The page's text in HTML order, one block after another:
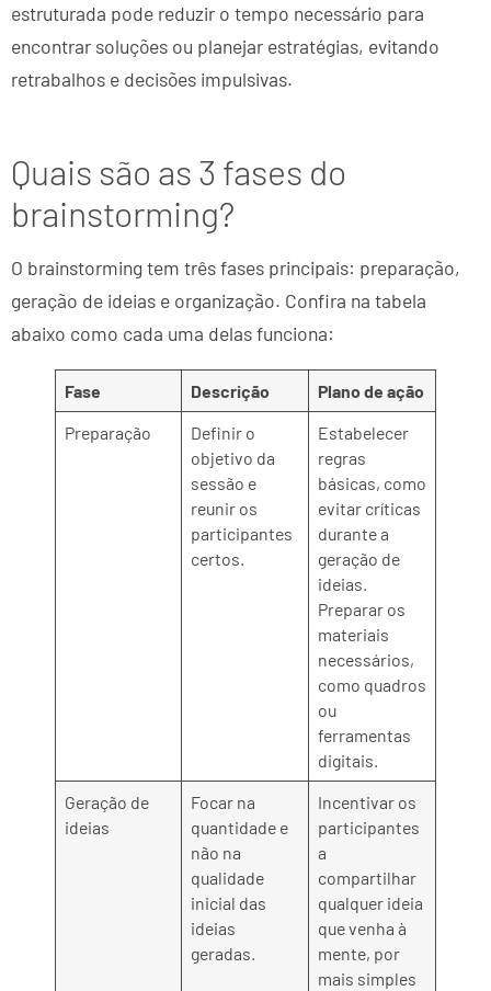
estruturada pode reduzir o tempo necessário para
encontrar soluções ou planejar estratégias, evitando
retrabalhos e decisões impulsivas.
Quais são as 3 fases do
brainstorming?
O brainstorming tem três fases principais: preparação,
geração de ideias e organização. Confira na tabela
abaixo como cada uma delas funciona:
Fase Descrição
Plano de ação
Preparação
Definir o
objetivo da
sessão e
reunir os
participantes
certos.
Estabelecer
regras
básicas, como
evitar críticas
durante a
geração de
ideias.
Preparar os
materiais
necessários,
como quadros
ou
ferramentas
digitais.
Geração de
ideias
Focar na
quantidade e
não na
qualidade
inicial das
ideias
geradas.
Incentivar os
participantes
a
compartilhar
qualquer ideia
que venha à
mente, por
mais simples